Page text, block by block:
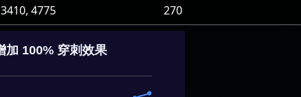
3410, 4775 270